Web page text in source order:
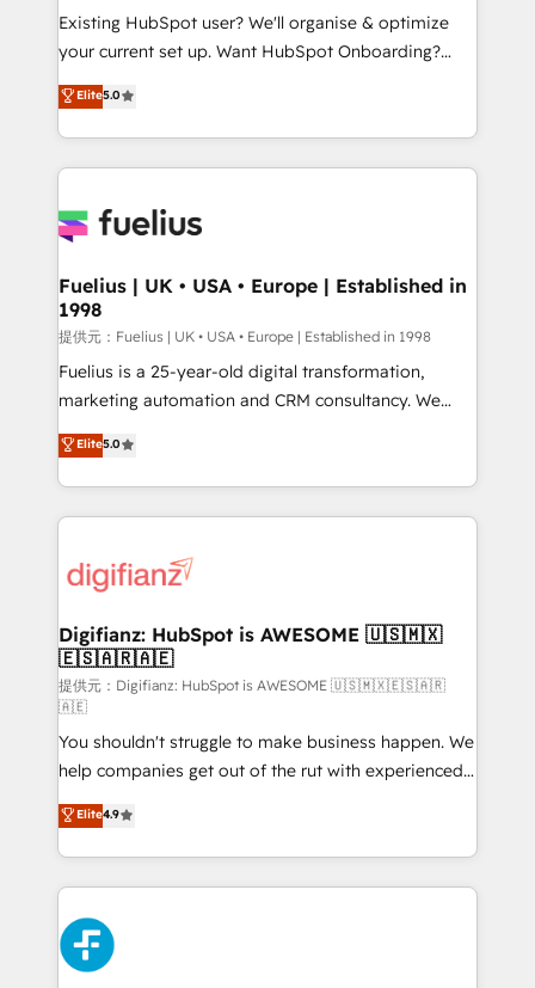
technology, professional services, financial services
and industrial sectors. Offices in Johannesburg, Cape
implementations delivered. AI visibility coverage
across ChatGPT, Claude, Perplexity, Gemini and
Innovation HubSpot Impact Award - Platform
Migration Excellence HubSpot Impact Award -
professionals.
Existing HubSpot user? We'll organise & optimize
your current set up. Want HubSpot Onboarding?
We'll customise your CRM & automate your business
processes. Welcome to our Profile! We can help
with... • CRM implementation, reports & workflows,
and team training • CRM migration: Salesforce,
Custom API integrations A little about us... • Boutique
for Sales Hub, Marketing Hub, Service Hub, Data
Hub and Website (CMS) • ISO/IEC 27001:2022, ISO
9001:2015 and now... ISO 42001: 2023 certified •
Exclusive AI 'GuardHub' governance framework,
based on ISO 42001 - helping you 'organise
👈 '𝗖𝗼𝗻𝘁𝗮𝗰𝘁 𝗯𝘂𝘀𝗶𝗻𝗲𝘀𝘀' button to get in touch
(𝘸𝘦'𝘳𝘦 𝘴𝘶𝘱𝘦𝘳 𝘳𝘦𝘴𝘱𝘰𝘯𝘴𝘪𝘷𝘦)
Elite5.0
Fuelius | UK • USA • Europe | Established in
1998
提供元：Fuelius | UK • USA • Europe | Established in 1998
Fuelius is a 25-year-old digital transformation,
marketing automation and CRM consultancy. We
enable mid-market and enterprise clients to
maximise their return from digital and fuel their
growth. We modernise platforms, streamline
operations that are causing inefficiencies, improve
supercharge revenue operations Key services: • CRM
Transformation / Web Development • RevOps &
Sales Consulting • Marketing Automation What
makes us different? 🚀 Top 0.5% of global HubSpot
agencies ⚙️ The strongest technical ability and
integration capabilities 💼 Consultative, long-term
partners who will embed ourselves into your
business, processes and systems 🏢 We specialise in
working with mid-market and enterprise
organisations, global organisations and those with
complex use cases 🏆 CRM Implementation,
Platform Enablement, Custom Integration and
Onboarding Accredited 🔐 ISO27001 & ISO9001
Certified
Elite5.0
Digifianz: HubSpot is AWESOME 🇺🇸🇲🇽
🇪🇸🇦🇷🇦🇪
提供元：Digifianz: HubSpot is AWESOME 🇺🇸🇲🇽🇪🇸🇦🇷
🇦🇪
You shouldn't struggle to make business happen. We
help companies get out of the rut with experienced,
process-oriented teams implementing HubSpot
Marketing, Sales, Service, CMS and Operations Hub,
so selling and actually engaging with your customers
feels easy and pain-free. We are a top ranked
HubSpot Elite Partner, winner of Rookie of the Year
and Customer First Awards, 4.9/5 rating in HubSpot
Reviews and 4.9/5 rating in Clutch Reviews. Digifianz
Elite4.9